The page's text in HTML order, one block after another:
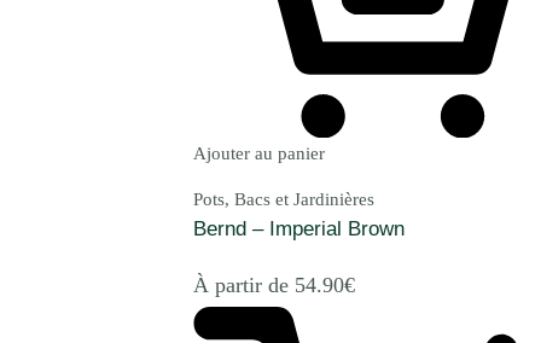
Ajouter au panier
Pots, Bacs et Jardinières
Bernd – Imperial Brown
À partir de 54.90€